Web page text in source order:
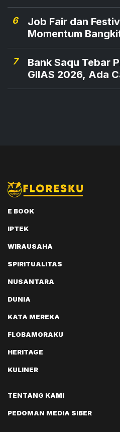
6
Job Fair dan
Momentum
7
Bank Saqu Tebar
GIIAS 2026, Ada
E BOOK
IPTEK
WIRAUSAHA
SPIRITUALITAS
NUSANTARA
DUNIA
KATA MEREKA
FLOBAMORAKU
HERITAGE
KULINER
TENTANG KAMI
PEDOMAN MEDIA SIBER